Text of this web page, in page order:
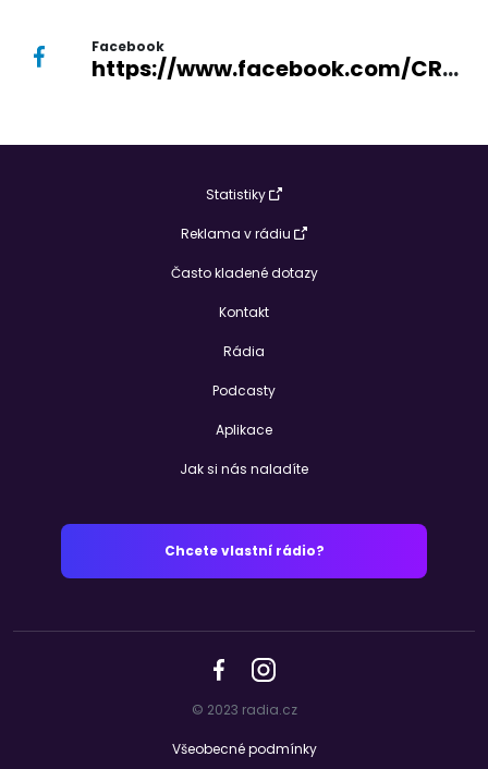
Facebook
https://www.facebook.com/CRoVltava/
Statistiky
Reklama v rádiu
Často kladené dotazy
Kontakt
Rádia
Podcasty
Aplikace
Jak si nás naladíte
Chcete vlastní rádio?
© 2023 radia.cz
Všeobecné podmínky